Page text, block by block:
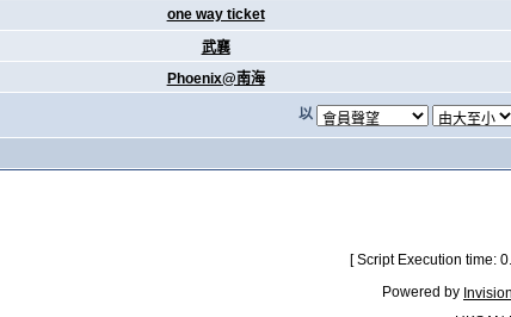
one way ticket
武襄
Phoenix@南海
以
[ Script Execution time:
Powered by